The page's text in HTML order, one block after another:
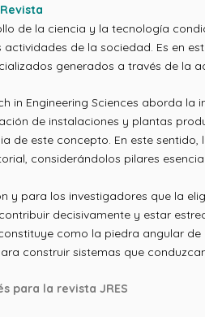
de la ciencia y la tecnología
actividades de la sociedad. Es en
generados a través de la
in Engineering Sciences aborda
de instalaciones y plantas
de este concepto. En este
considerándolos pilares
y para los investigadores que la
decisivamente y estar
como la piedra angular
construir sistemas que
para la revista JRES